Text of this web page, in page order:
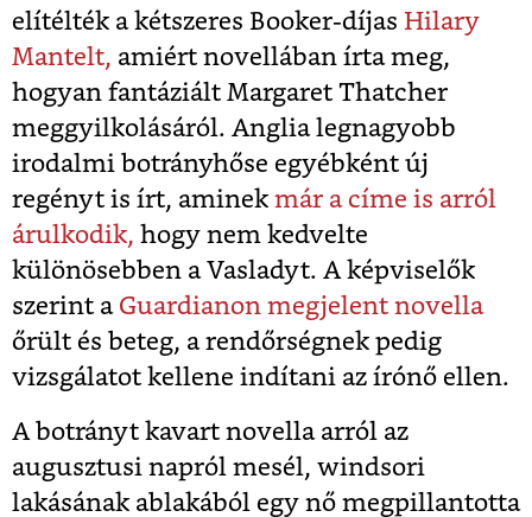
elítélték a kétszeres Booker-díjas Hilary
Mantelt, amiért novellában írta meg,
hogyan fantáziált Margaret Thatcher
meggyilkolásáról. Anglia legnagyobb
irodalmi botrányhőse egyébként új
regényt is írt, aminek már a címe is arról
árulkodik, hogy nem kedvelte
különösebben a Vasladyt. A képviselők
szerint aGuardianon megjelent novella
őrült és beteg, a rendőrségnek pedig
vizsgálatot kellene indítani az írónő ellen.
A botrányt kavart novella arról az
augusztusi napról mesél, windsori
lakásának ablakából egy nő megpillantotta